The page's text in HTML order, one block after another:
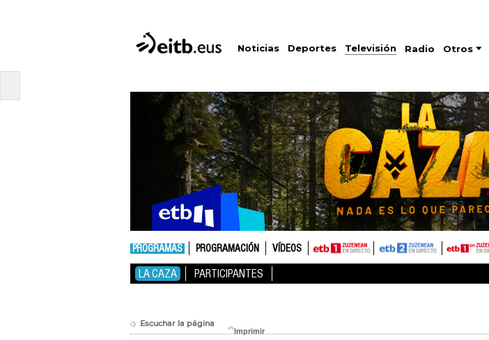
Noticias Deportes Televisión Radio Otros
PROGRAMAS PROGRAMACIÓN VÍDEOS
LA CAZA PARTICIPANTES
Escuchar la página